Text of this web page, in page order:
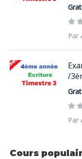
Par
/
Par
Cours